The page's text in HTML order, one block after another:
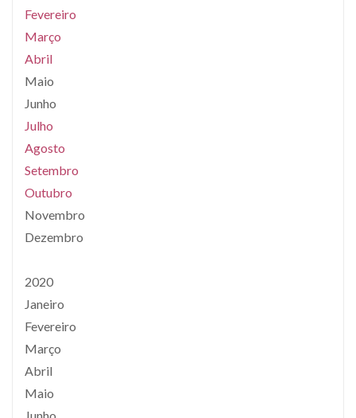
Fevereiro
Março
Abril
Maio
Junho
Julho
Agosto
Setembro
Outubro
Novembro
Dezembro
2020
Janeiro
Fevereiro
Março
Abril
Maio